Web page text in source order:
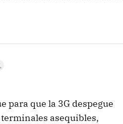
para que la 3G despegue
asequibles,